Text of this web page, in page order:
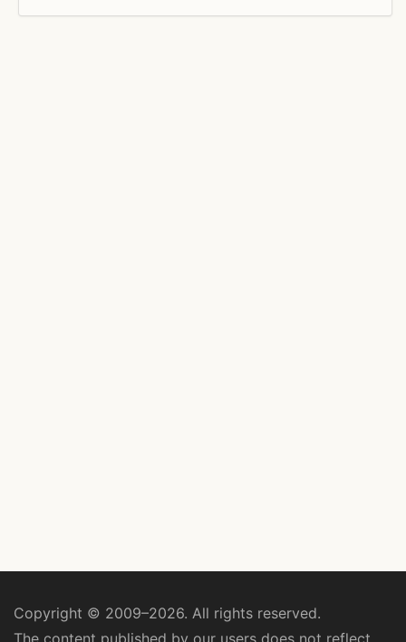
Copyright © 2009–2026. All rights reserved.